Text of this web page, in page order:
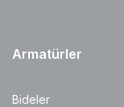
Armatürler
Bideler